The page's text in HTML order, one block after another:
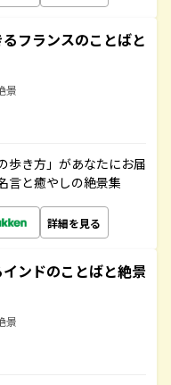
フランスのことばと
景
歩き方」があなたにお届
言と癒やしの絶景集
詳細を見る
ンドのことばと絶景
景